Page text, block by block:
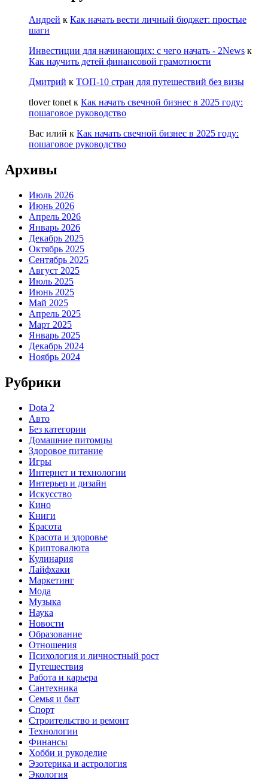
Андрей к Как начать вести личный бюджет: простые
шаги
Инвестиции для начинающих: с чего начать - 2News к
Как научить детей финансовой грамотности
Дмитрий к ТОП-10 стран для путешествий без визы
tlover tonet к Как начать свечной бизнес в 2025 году:
пошаговое руководство
Вас илий к Как начать свечной бизнес в 2025 году:
пошаговое руководство
Архивы
Июль 2026
Июнь 2026
Апрель 2026
Январь 2026
Декабрь 2025
Октябрь 2025
Сентябрь 2025
Август 2025
Июль 2025
Июнь 2025
Май 2025
Апрель 2025
Март 2025
Январь 2025
Декабрь 2024
Ноябрь 2024
Рубрики
Dota 2
Авто
Без категории
Домашние питомцы
Здоровое питание
Игры
Интернет и технологии
Интерьер и дизайн
Искусство
Кино
Книги
Красота
Красота и здоровье
Криптовалюта
Кулинария
Лайфхаки
Маркетинг
Мода
Музыка
Наука
Новости
Образование
Отношения
Психология и личностный рост
Путешествия
Работа и карьера
Сантехника
Семья и быт
Спорт
Строительство и ремонт
Технологии
Финансы
Хобби и рукоделие
Эзотерика и астрология
Экология